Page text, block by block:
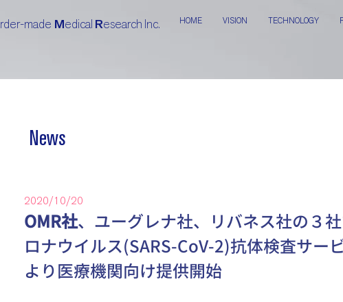
rder-made Medical Research Inc. HOME VISION TECHNOLOGY
News
2020/10/20
OMR社、ユーグレナ社、リバネス社の３
ロナウイルス(SARS-CoV-2)抗体検査サー
より医療機関向け提供開始